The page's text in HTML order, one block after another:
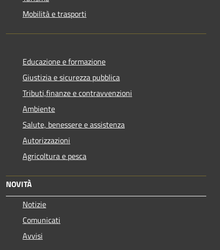
Mobilità e trasporti
Educazione e formazione
Giustizia e sicurezza pubblica
Tributi,finanze e contravvenzioni
Ambiente
Salute, benessere e assistenza
Autorizzazioni
Agricoltura e pesca
NOVITÀ
Notizie
Comunicati
Avvisi